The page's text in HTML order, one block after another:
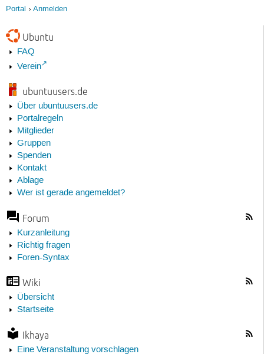
Portal Anmelden
Ubuntu
FAQ
Verein
ubuntuusers.de
Über ubuntuusers.de
Portalregeln
Mitglieder
Gruppen
Spenden
Kontakt
Ablage
Wer ist gerade angemeldet?
Forum
Kurzanleitung
Richtig fragen
Foren-Syntax
Wiki
Übersicht
Startseite
Ikhaya
Eine Veranstaltung vorschlagen